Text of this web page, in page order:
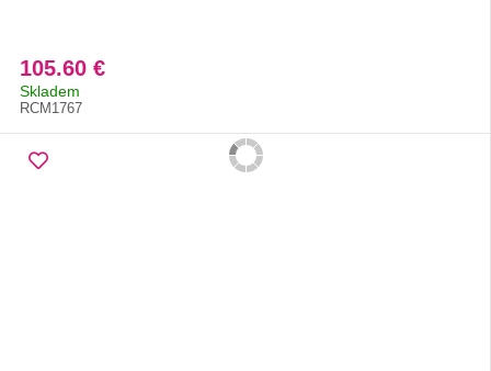
105.60 €
Skladem
RCM1767